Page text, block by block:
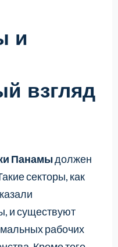
и
взгляд
Панамыдолжен
секторы, как
и существуют
рабочих